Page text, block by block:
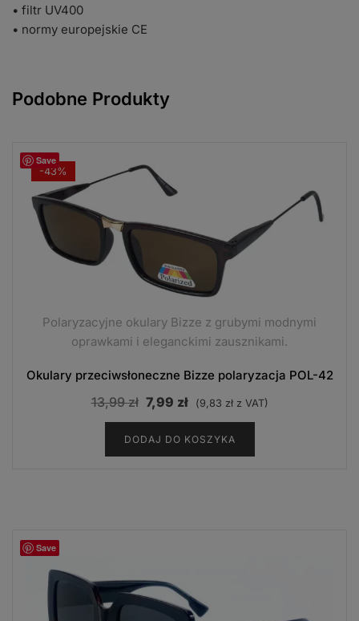
• filtr UV400
• normy europejskie CE
Podobne Produkty
Save
-43%
Polaryzacyjne okulary Bizze z grubymi modnymi
oprawkami i eleganckimi zausznikami.
Okulary przeciwsłoneczne Bizze polaryzacja POL-42
13,99zł Pierwotna
cena
wynosiła:
13,99 zł.
7,99 zł Aktualna
cena
wynosi:
7,99 zł.
(9,83 złz VAT)
DODAJ DO KOSZYKA
Save